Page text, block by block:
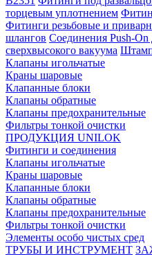
торцевым уплотнением
Фитинги резьбовые и
шлангов Соединения Push-On
сверхвысокого вакуума
Клапаны игольчатые
Краны шаровые
Клапанные блоки
Клапаны обратные
Клапаны предохранительные
Фильтры тонкой очистки
ПРОДУКЦИЯ UNILOK
Фитинги и соединения
Клапаны игольчатые
Краны шаровые
Клапанные блоки
Клапаны обратные
Клапаны предохранительные
Фильтры тонкой очистки
Элементы особо чистых сред
ТРУБЫ И ИНСТРУМЕНТ